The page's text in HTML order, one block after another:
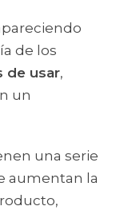
de los
de usar,
un
una serie
aumentan la